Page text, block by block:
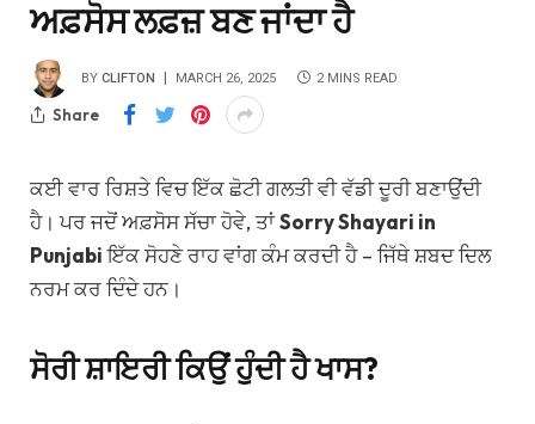
ਅਫ਼ਸੋਸ ਲਫ਼ਜ਼ ਬਣ ਜਾਂਦਾ ਹੈ
BY CLIFTON MARCH 26, 2025 2 MINS READ
Share
ਕਈ ਵਾਰ ਰਿਸ਼ਤੇ ਵਿਚ ਇੱਕ ਛੋਟੀ ਗਲਤੀ ਵੀ ਵੱਡੀ ਦੂਰੀ ਬਣਾਉਂਦੀ
ਹੈ। ਪਰ ਜਦੋਂ ਅਫ਼ਸੋਸ ਸੱਚਾ ਹੋਵੇ, ਤਾਂSorry Shayari in
Punjabiਇੱਕ ਸੋਹਣੇ ਰਾਹ ਵਾਂਗ ਕੰਮ ਕਰਦੀ ਹੈ – ਜਿੱਥੇ ਸ਼ਬਦ ਦਿਲ
ਨਰਮ ਕਰ ਦਿੰਦੇ ਹਨ।
ਸੋਰੀ ਸ਼ਾਇਰੀ ਕਿਉਂ ਹੁੰਦੀ ਹੈ ਖਾਸ?